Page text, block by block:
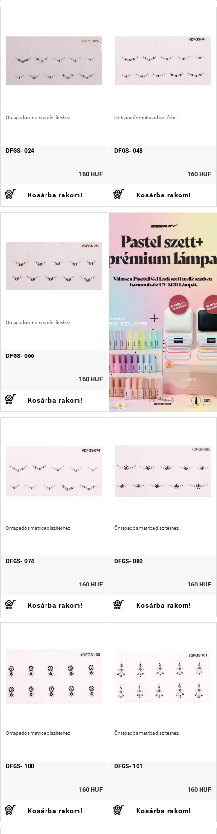
Öntapadós matrica díszítéshez
DFGS- 024
160 HUF
Kosárba rakom!
Öntapadós matrica díszítéshez
DFGS- 048
160 HUF
Kosárba rakom!
Öntapadós matrica díszítéshez
DFGS- 066
160 HUF
Kosárba rakom!
Öntapadós matrica díszítéshez
DFGS- 074
160 HUF
Kosárba rakom!
Öntapadós matrica díszítéshez
DFGS- 080
160 HUF
Kosárba rakom!
Öntapadós matrica díszítéshez
DFGS- 100
160 HUF
Kosárba rakom!
Öntapadós matrica díszítéshez
DFGS- 101
160 HUF
Kosárba rakom!